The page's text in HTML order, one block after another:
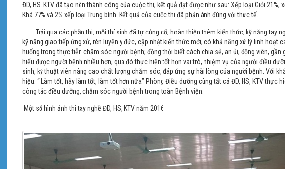
ĐD, HS, KTV đã tạo nên thành công của cuộc thi, kết quả đạt được như sau: Xếp loại Giỏi 21%,
Khá 77% và 2% xếp loại Trung bình. Kết quả của cuộc thi đã phản ánh đúng với thực tế.
Trải qua các phần thi, mỗi thí sinh đã tự củng cố, hoàn thiện thêm kiến thức, kỹ năng tay
kỹ năng giao tiếp ứng xử, rèn luyện y đức, cập nhật kiến thức mới, có khả năng xử lý linh hoạt
huống trong thực tiễn chăm sóc người bệnh; đồng thời biết cách chia sẻ, an ủi, động viên, gần
hiểu được người bệnh nhiều hơn, qua đó thực hiện tốt hơn vai trò, nhiệm vụ của người điều
sinh, kỹ thuật viên nâng cao chất lượng chăm sóc, đáp ứng sự hài lòng của người bệnh. Với
hiệu: “ Làm tốt, hãy làm tốt, làm tốt hơn nữa” Phòng Điều dưỡng cùng tất cả ĐD, HS, KTV thực
công tác điều dưỡng, chăm sóc người bệnh trong toàn Bệnh viện.
Một số hình ảnh thi tay nghề ĐD, HS, KTV năm 2016